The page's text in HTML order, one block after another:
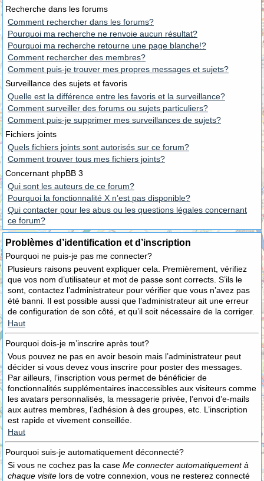
Recherche dans les forums
Comment rechercher dans les forums?
Pourquoi ma recherche ne renvoie aucun résultat?
Pourquoi ma recherche retourne une page blanche!?
Comment rechercher des membres?
Comment puis-je trouver mes propres messages et sujets?
Surveillance des sujets et favoris
Quelle est la différence entre les favoris et la surveillance?
Comment surveiller des forums ou sujets particuliers?
Comment puis-je supprimer mes surveillances de sujets?
Fichiers joints
Quels fichiers joints sont autorisés sur ce forum?
Comment trouver tous mes fichiers joints?
Concernant phpBB 3
Qui sont les auteurs de ce forum?
Pourquoi la fonctionnalité X n’est pas disponible?
Qui contacter pour les abus ou les questions légales concernant
ce forum?
Problèmes d’identification et d’inscription
Pourquoi ne puis-je pas me connecter?
Plusieurs raisons peuvent expliquer cela. Premièrement, vérifiez
que vos nom d’utilisateur et mot de passe sont corrects. S’ils le
sont, contactez l’administrateur pour vérifier que vous n’avez pas
été banni. Il est possible aussi que l’administrateur ait une erreur
de configuration de son côté, et qu’il soit nécessaire de la corriger.
Haut
Pourquoi dois-je m’inscrire après tout?
Vous pouvez ne pas en avoir besoin mais l’administrateur peut
décider si vous devez vous inscrire pour poster des messages.
Par ailleurs, l’inscription vous permet de bénéficier de
fonctionnalités supplémentaires inaccessibles aux visiteurs comme
les avatars personnalisés, la messagerie privée, l’envoi d’e-mails
aux autres membres, l’adhésion à des groupes, etc. L’inscription
est rapide et vivement conseillée.
Haut
Pourquoi suis-je automatiquement déconnecté?
Si vous ne cochez pas la case Me connecter automatiquement à
chaque visite lors de votre connexion, vous ne resterez connecté